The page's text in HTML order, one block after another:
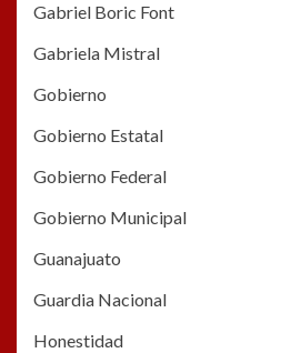
Gabriel Boric Font
Gabriela Mistral
Gobierno
Gobierno Estatal
Gobierno Federal
Gobierno Municipal
Guanajuato
Guardia Nacional
Honestidad